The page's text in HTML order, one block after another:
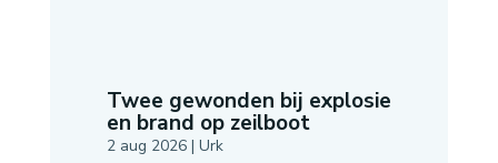
Twee gewonden bij explosie
en brand op zeilboot
2 aug 2026| Urk